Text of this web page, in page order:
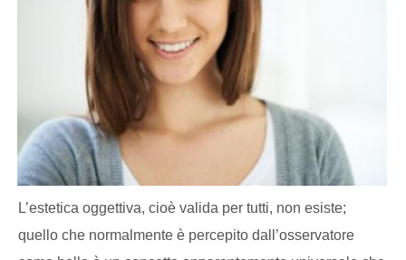
L’estetica oggettiva, cioè valida per tutti, non esiste;
quello che normalmente è percepito dall’osservatore